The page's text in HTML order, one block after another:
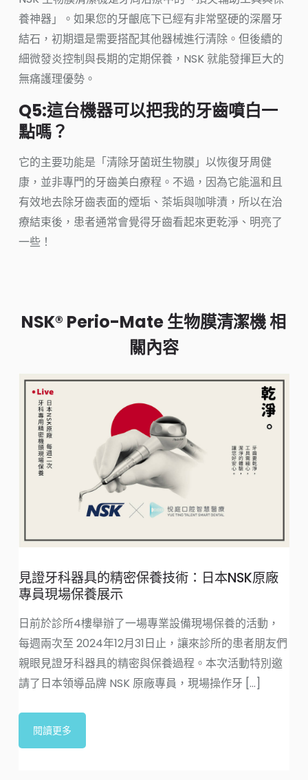
養神器」。如果您的牙齦底下已經有非常堅硬的深層牙
結石，初期還是需要搭配其他器械進行清除。但後續的
細微發炎控制與長期的定期保養，NSK 就能發揮巨大的
無痛護理優勢。
Q5:這台機器可以把我的牙齒噴白一
點嗎？
它的主要功能是「清除牙菌斑生物膜」以恢復牙周健
康，並非專門的牙齒美白療程。不過，因為它能溫和且
有效地去除牙齒表面的煙垢、茶垢與咖啡漬，所以在治
療結束後，患者通常會覺得牙齒看起來更乾淨、明亮了
一些！
NSK® Perio-Mate 生物膜清潔機 相
關內容
見證牙科器具的精密保養技術：日本NSK原廠
專員現場保養展示
日前於診所4樓舉辦了一場專業設備現場保養的活動，
每週兩次至 2024年12月31日止，讓來診所的患者朋友們
親眼見證牙科器具的精密與保養過程。本次活動特別邀
請了日本領導品牌 NSK 原廠專員，現場操作牙 [...]
閱讀更多